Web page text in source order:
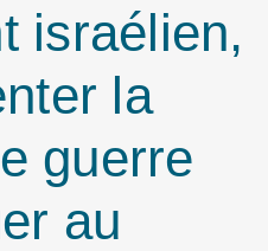
israélien,
la
guerre
au